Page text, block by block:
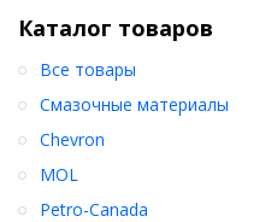
Каталог товаров
Все товары
Смазочные материалы
Chevron
MOL
Petro-Canada